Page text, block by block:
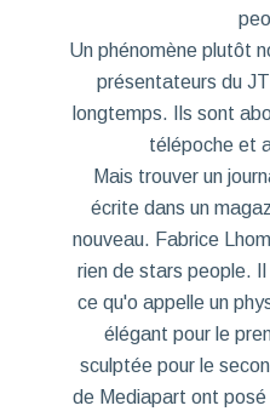
Un phénomène plutôt
présentateurs du
longtemps. Ils sont
télépoche et
Mais trouver un
écrite dans un
nouveau. Fabrice
rien de stars people.
ce qu'o appelle un
élégant pour le
sculptée pour le
de Mediapart ont